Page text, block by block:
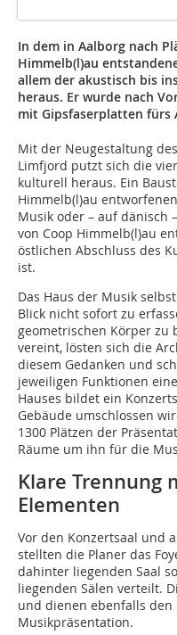
In dem in Aalborg nach
Himmelb(l)au
allem der akustisch bis
heraus. Er wurde nach
mit Gipsfaserplatten fürs
Mit der Neugestaltung
Limfjord putzt sich die
kulturell heraus. Ein
Himmelb(l)au
Musik oder – auf dänisch
von Coop Himmelb(l)au
östlichen Abschluss des
ist.
Das Haus der Musik
Blick nicht sofort zu
geometrischen Körper zu
vereint, lösten sich die
diesem Gedanken und
jeweiligen Funktionen
Hauses bildet ein
Gebäude umschlossen
1300 Plätzen der
Räume um ihn für die
Klare Trennung
Elementen
Vor den Konzertsaal und
stellten die Planer das
dahinter liegenden Saal
liegenden Sälen verteilt.
und dienen ebenfalls
Musikpräsentation.